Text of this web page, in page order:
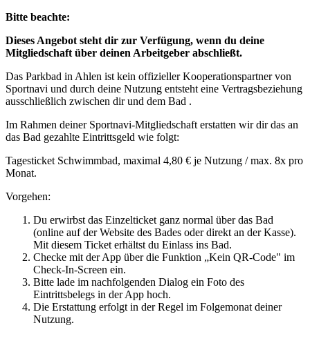
Bitte beachte:
Dieses Angebot steht dir zur Verfügung, wenn du deine
Mitgliedschaft über deinen Arbeitgeber abschließt.
Das Parkbad in Ahlen ist kein offizieller Kooperationspartner von
Sportnavi und durch deine Nutzung entsteht eine Vertragsbeziehung
ausschließlich zwischen dir und dem Bad .
Im Rahmen deiner Sportnavi-Mitgliedschaft erstatten wir dir das an
das Bad gezahlte Eintrittsgeld wie folgt:
Tagesticket Schwimmbad, maximal 4,80 € je Nutzung / max. 8x pro
Monat.
Vorgehen:
Du erwirbst das Einzelticket ganz normal über das Bad
(online auf der Website des Bades oder direkt an der Kasse).
Mit diesem Ticket erhältst du Einlass ins Bad.
Checke mit der App über die Funktion „Kein QR-Code" im
Check-In-Screen ein.
Bitte lade im nachfolgenden Dialog ein Foto des
Eintrittsbelegs in der App hoch.
Die Erstattung erfolgt in der Regel im Folgemonat deiner
Nutzung.